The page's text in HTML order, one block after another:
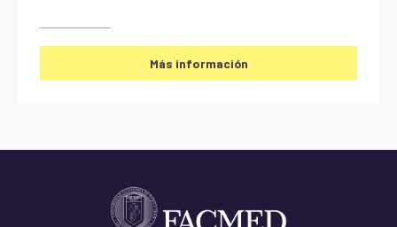
Más información